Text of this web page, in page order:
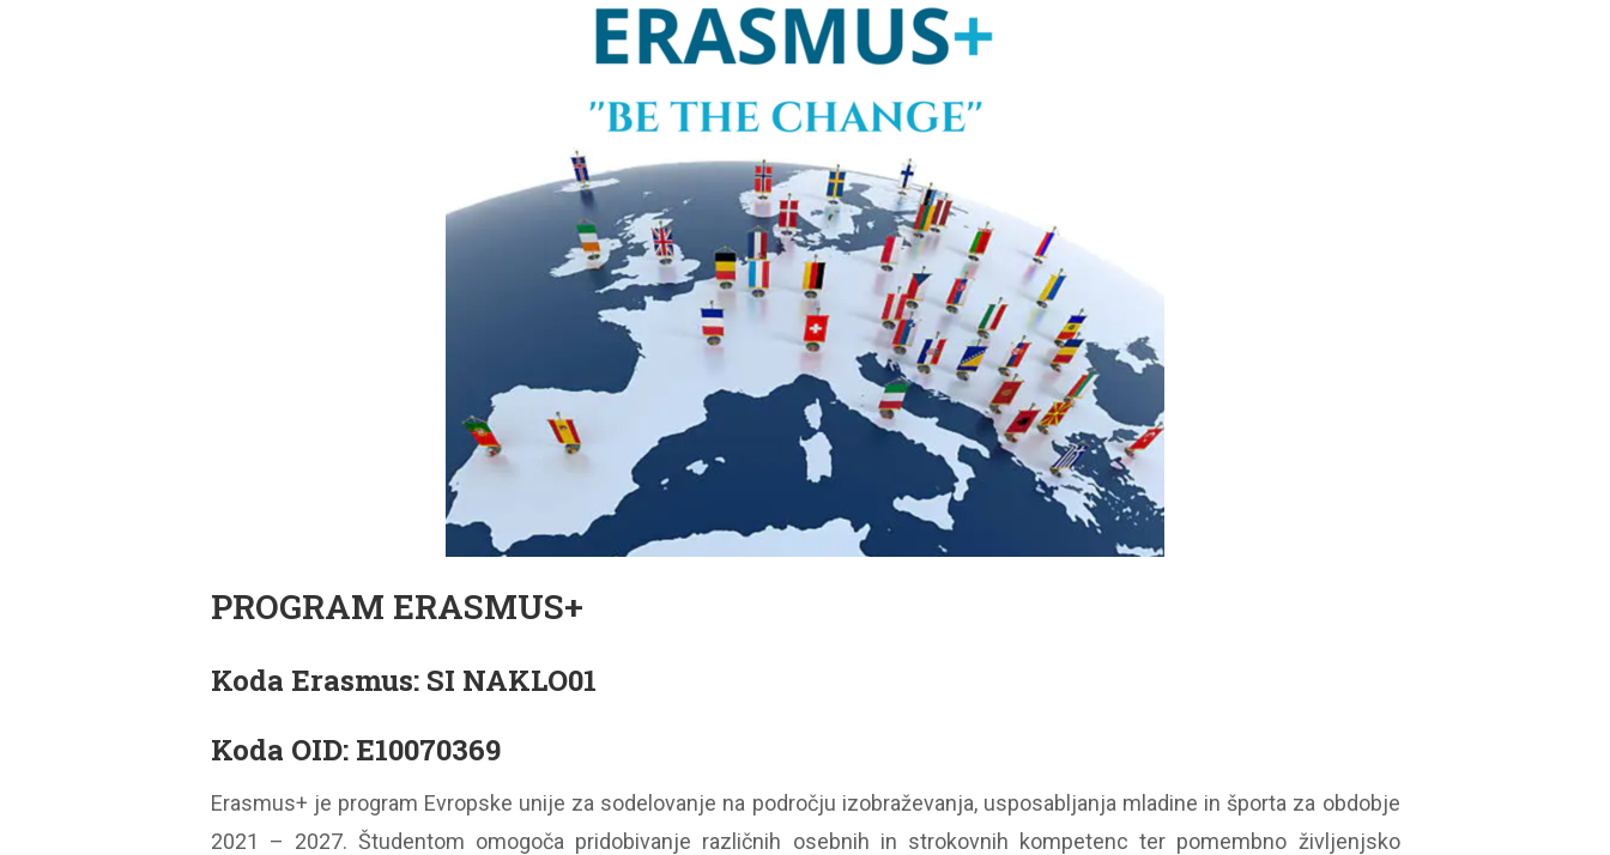
PROGRAM ERASMUS+
Koda Erasmus: SI NAKLO01
Koda OID: E10070369
Erasmus+ je program Evropske unije za sodelovanje na področju izobraževanja, usposabljanja mladine in športa za obdobje
2021 – 2027. Študentom omogoča pridobivanje različnih osebnih in strokovnih kompetenc ter pomembno življenjsko